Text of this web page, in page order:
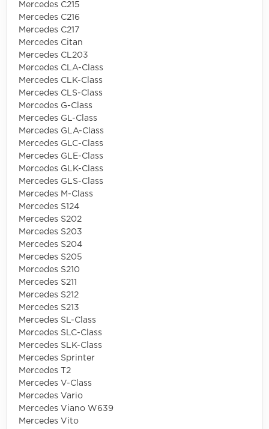
Mercedes C215
Mercedes C216
Mercedes C217
Mercedes Citan
Mercedes CL203
Mercedes CLA-Class
Mercedes CLK-Class
Mercedes CLS-Class
Mercedes G-Class
Mercedes GL-Class
Mercedes GLA-Class
Mercedes GLC-Class
Mercedes GLE-Class
Mercedes GLK-Class
Mercedes GLS-Class
Mercedes M-Class
Mercedes S124
Mercedes S202
Mercedes S203
Mercedes S204
Mercedes S205
Mercedes S210
Mercedes S211
Mercedes S212
Mercedes S213
Mercedes SL-Class
Mercedes SLC-Class
Mercedes SLK-Class
Mercedes Sprinter
Mercedes T2
Mercedes V-Class
Mercedes Vario
Mercedes Viano W639
Mercedes Vito